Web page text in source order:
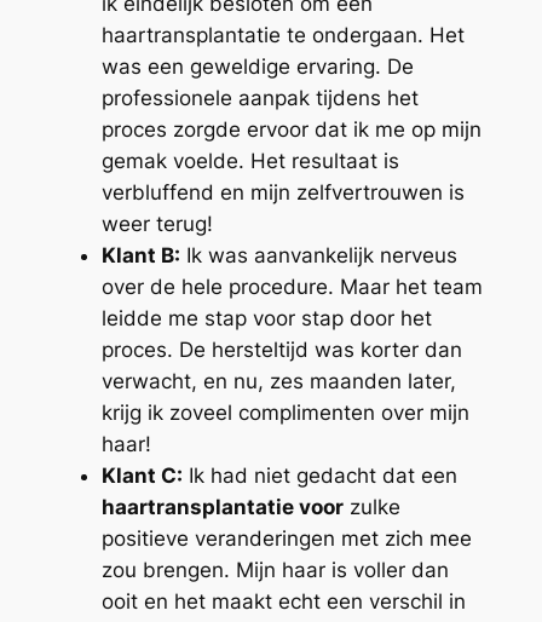
haartransplantatie te ondergaan. Het
was een geweldige ervaring. De
professionele aanpak tijdens het
proces zorgde ervoor dat ik me op mijn
gemak voelde. Het resultaat is
verbluffend en mijn zelfvertrouwen is
weer terug!
Klant B: Ik was aanvankelijk nerveus
over de hele procedure. Maar het team
leidde me stap voor stap door het
proces. De hersteltijd was korter dan
verwacht, en nu, zes maanden later,
krijg ik zoveel complimenten over mijn
haar!
Klant C: Ik had niet gedacht dat een
haartransplantatie voorzulke
positieve veranderingen met zich mee
zou brengen. Mijn haar is voller dan
ooit en het maakt echt een verschil in